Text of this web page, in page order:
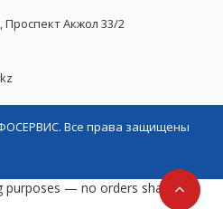
Проспект Акжол 33/2
Все права защищены
purposes — no orders shall be